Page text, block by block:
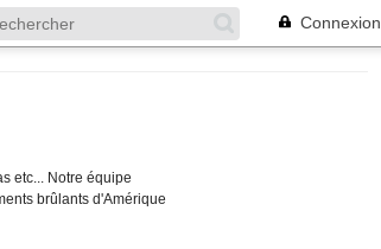
Connexion
etc... Notre équipe
brûlants d'Amérique